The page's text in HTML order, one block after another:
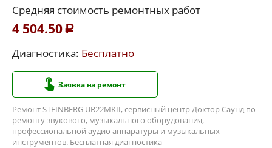
Средняя стоимость ремонтных работ
4 504.50 Р
Диагностика: Бесплатно
Заявка на ремонт
Ремонт STEINBERG UR22MKII, сервисный центр Доктор Саунд по
ремонту звукового, музыкального оборудования,
профессиональной аудио аппаратуры и музыкальных
инструментов. Бесплатная диагностика